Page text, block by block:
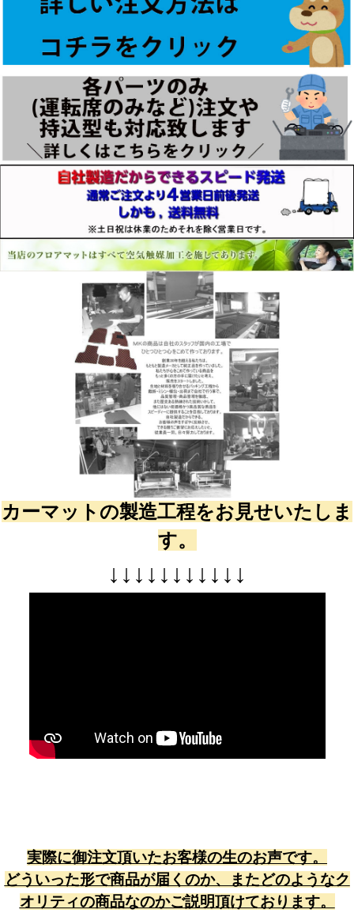
カーマットの製造工程をお見せいたしま
す。
↓ ↓ ↓ ↓ ↓ ↓ ↓ ↓ ↓ ↓ ↓
実際に御注文頂いたお客様の生のお声です。
どういった形で商品が届くのか、またどのようなク
オリティの商品なのかご説明頂けております。